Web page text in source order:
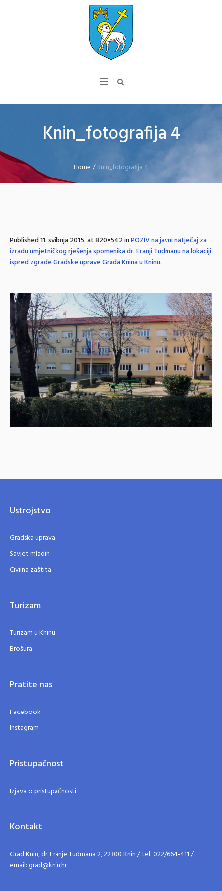
Knin_fotografija 4
Home /Knin_fotografija 4
Published11. svibnja 2015.at 820×542 inPOZIV na javni natječaj za
izradu umjetničkog rješenja spomenika dr. Franji Tuđmanu na lokaciji
ispred zgrade Gradske uprave Grada Knina u Kninu.
Ustrojstvo
Gradska uprava
Savjet mladih
Civilna zaštita
Turizam
Turizam u Kninu
Brošura
Pratite nas
Facebook
Instagram
Pristupačnost
Izjava o pristupačnosti
Kontakt
Grad Knin, dr. Franje Tuđmana 2, 22300 Knin / tel: 022/664-411 /
email: grad@knin.hr